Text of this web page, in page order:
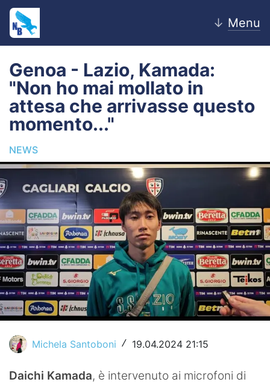
↓ Menu
Home
News
Editoriale
Pagelle
Settore Giovanile
Lazio Women
Calciomercato
Video
Genoa - Lazio, Kamada:
"Non ho mai mollato in
attesa che arrivasse questo
momento..."
NEWS
Michela Santoboni / 19.04.2024 21:15
Daichi Kamada, è intervenuto ai microfoni di